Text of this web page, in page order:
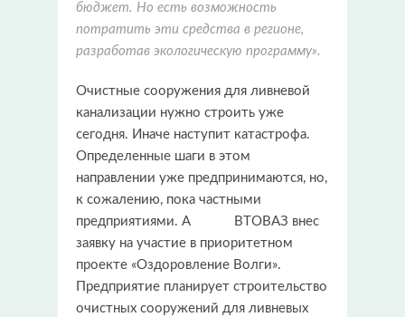
бюджет. Но есть возможность
потратить эти средства в регионе,
разработав экологическую программу».
Очистные сооружения для ливневой
канализации нужно строить уже
сегодня. Иначе наступит катастрофа.
Определенные шаги в этом
направлении уже предпринимаются, но,
к сожалению, пока частными
предприятиями. А ВТОВАЗ внес
заявку на участие в приоритетном
проекте «Оздоровление Волги».
Предприятие планирует строительство
очистных сооружений для ливневых